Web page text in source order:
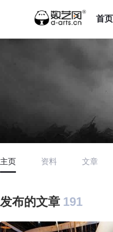
首页
主页 资料 文章
发布的文章 191